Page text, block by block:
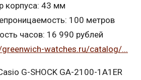
корпуса: 43 мм
100 метров
часов: 16 990 рублей
watches.ru/catalog/...
G-SHOCK GA-2100-1A1ER